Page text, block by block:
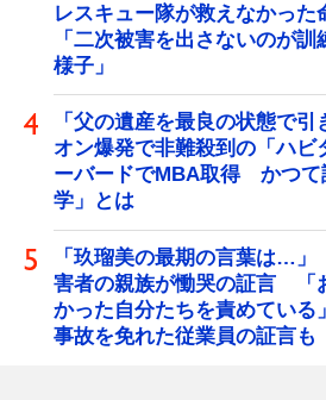
レスキュー隊が救えなかっ
「二次被害を出さないのが
様子」
「父の遺産を最良の状態で
オン爆発で非難殺到の「ハビ
ーバードでMBA取得 かつて
学」とは
「玖瑠美の最期の言葉は…
害者の親族が慟哭の証言 「
かった自分たちを責めてい
事故を免れた従業員の証言も